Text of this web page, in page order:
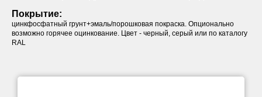
Покрытие:
цинкфосфатный грунт+эмаль/порошковая покраска. Опционально
возможно горячее оцинкование. Цвет - черный, серый или по каталогу
RAL